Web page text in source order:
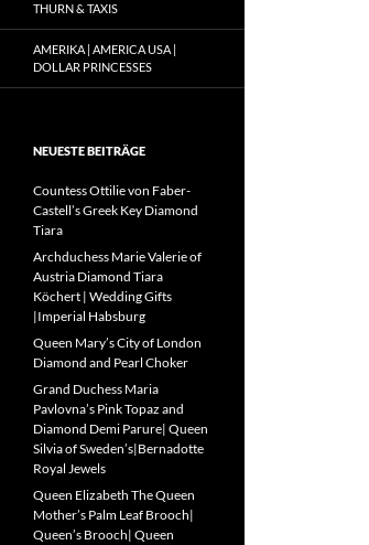
THURN & TAXIS
AMERIKA | AMERICA USA |
DOLLAR PRINCESSES
NEUESTE BEITRÄGE
Countess Ottilie von Faber-
Castell’s Greek Key Diamond
Tiara
Archduchess Marie Valerie of
Austria Diamond Tiara
Köchert | Wedding Gifts
|Imperial Habsburg
Queen Mary’s City of London
Diamond and Pearl Choker
Grand Duchess Maria
Pavlovna’s Pink Topaz and
Diamond Demi Parure| Queen
Silvia of Sweden’s|Bernadotte
Royal Jewels
Queen Elizabeth The Queen
Mother’s Palm Leaf Brooch|
Queen’s Brooch| Queen